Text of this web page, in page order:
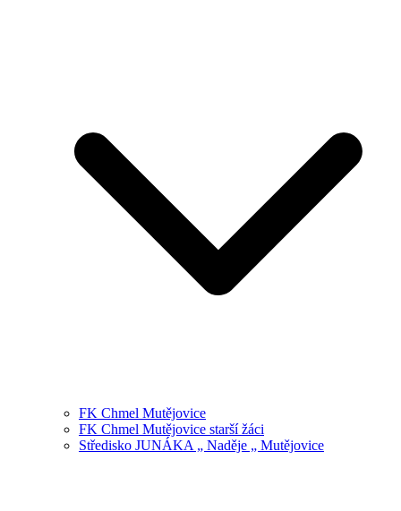
FK Chmel Mutějovice
FK Chmel Mutějovice starší žáci
Středisko JUNÁKA „ Naděje „ Mutějovice